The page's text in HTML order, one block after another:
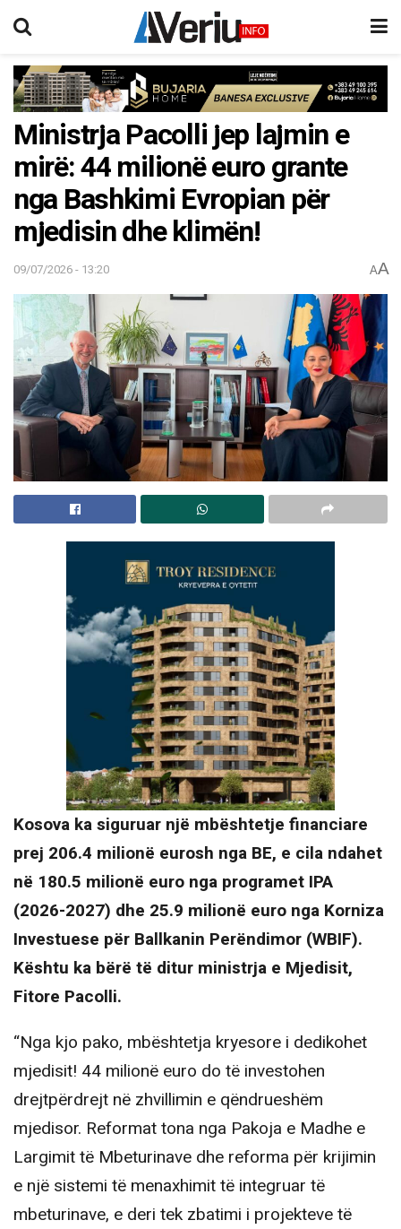
Ministrja Pacolli jep lajmin e
mirë: 44 milionë euro grante
nga Bashkimi Evropian për
mjedisin dhe klimën!
09/07/2026 - 13:20 AA
Kosova ka siguruar një mbështetje financiare
prej 206.4 milionë eurosh nga BE, e cila ndahet
në 180.5 milionë euro nga programet IPA
(2026-2027) dhe 25.9 milionë euro nga Korniza
Investuese për Ballkanin Perëndimor (WBIF).
Kështu ka bërë të ditur ministrja e Mjedisit,
Fitore Pacolli.
“Nga kjo pako, mbështetja kryesore i dedikohet
mjedisit! 44 milionë euro do të investohen
drejtpërdrejt në zhvillimin e qëndrueshëm
mjedisor. Reformat tona nga Pakoja e Madhe e
Largimit të Mbeturinave dhe reforma për krijimin
e një sistemi të menaxhimit të integruar të
mbeturinave, e deri tek zbatimi i projekteve të